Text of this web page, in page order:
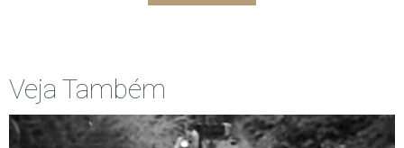
Veja Também